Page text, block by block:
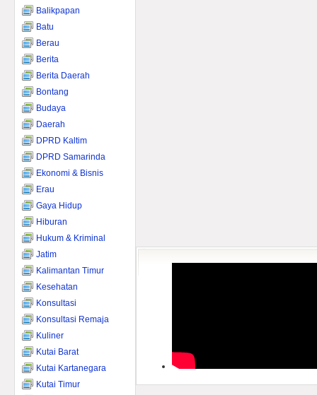
Balikpapan
Batu
Berau
Berita
Berita Daerah
Bontang
Budaya
Daerah
DPRD Kaltim
DPRD Samarinda
Ekonomi & Bisnis
Erau
Gaya Hidup
Hiburan
Hukum & Kriminal
Jatim
Kalimantan Timur
Kesehatan
Konsultasi
Konsultasi Remaja
Kuliner
Kutai Barat
Kutai Kartanegara
Kutai Timur